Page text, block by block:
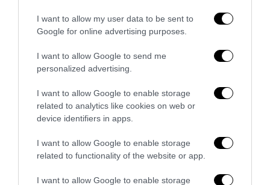
I want to allow my user data to be sent to
Google for online advertising purposes.
I want to allow Google to send me
personalized advertising.
I want to allow Google to enable storage
related to analytics like cookies on web or
device identifiers in apps.
I want to allow Google to enable storage
related to functionality of the website or app.
I want to allow Google to enable storage
Il grande inganno dell’immigrazione: l’Italia ha bisogno
di più idee, non di più braccia
27 Luglio 2026